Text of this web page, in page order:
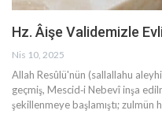
Hz. Âişe Validemizle
Nis 10, 2025
Allah Resûlü'nün (sallallahu
geçmiş, Mescid‑i Nebevî inşa
şekillenmeye başlamıştı; zulmün